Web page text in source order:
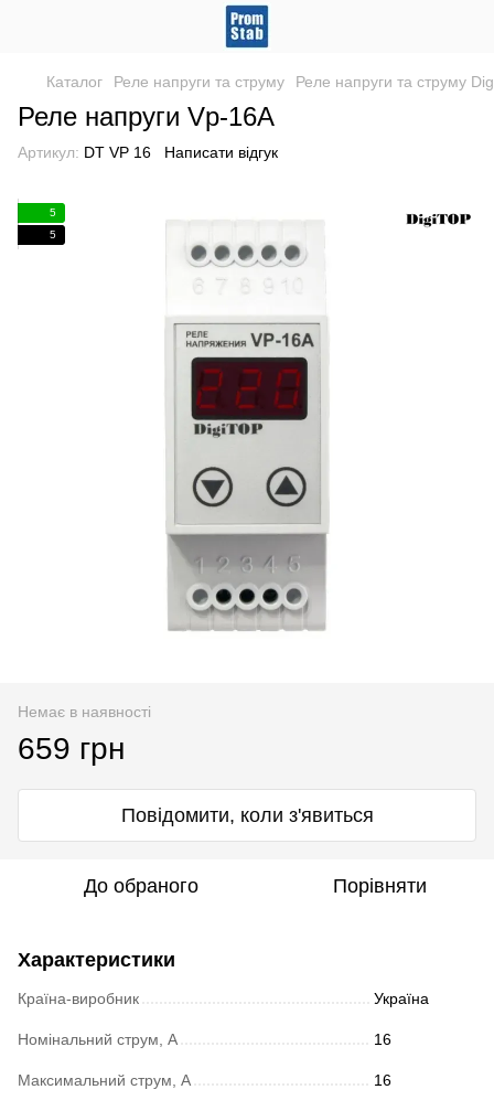
Каталог Реле напруги та струму Реле напруги та струму
Реле напруги Vp-16A
Артикул: DT VP 16 Написати відгук
5
5
Немає в наявності
659 грн
Повідомити, коли з'явиться
До обраного Порівняти
Характеристики
Країна-виробник Україна
Номінальний струм, А 16
Максимальний струм, А 16